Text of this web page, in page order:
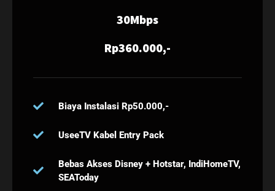
30Mbps
Rp360.000,-
Biaya Instalasi Rp50.000,-
UseeTV Kabel Entry Pack
Bebas Akses Disney + Hotstar, IndiHomeTV,
SEAToday